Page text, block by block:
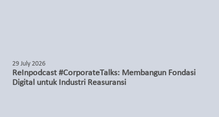
29 July 2026
ReInpodcast #CorporateTalks: Membangun Fondasi
Digital untuk Industri Reasuransi